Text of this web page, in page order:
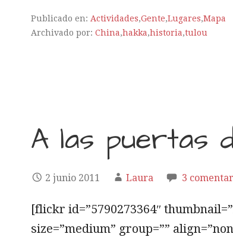
Publicado en: Actividades,Gente,Lugares,Mapa
Archivado por: China,hakka,historia,tulou
A las puertas
2 junio 2011 Laura 3
[flickr id=”5790273364″
size=”medium” group=””